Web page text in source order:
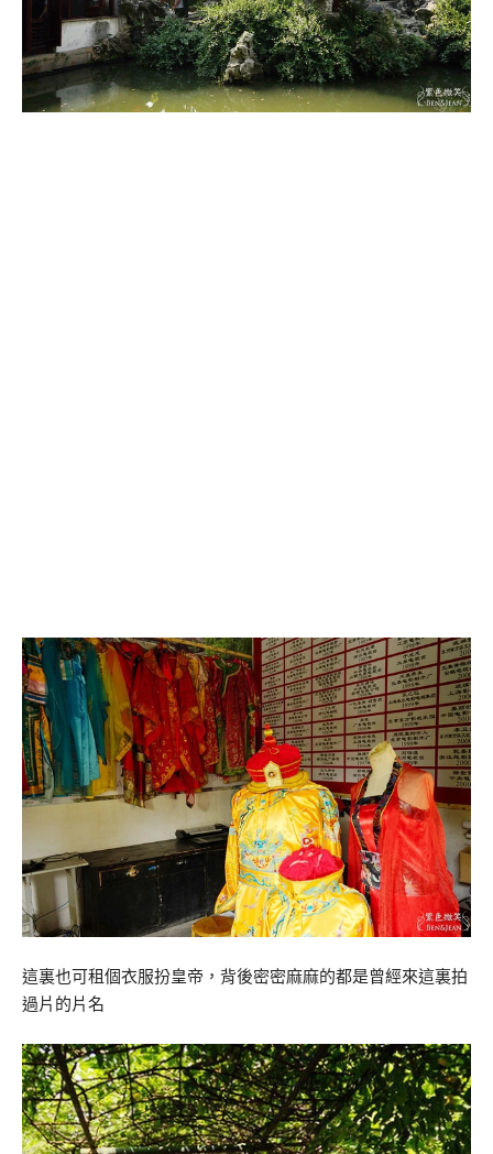
這裏也可租個衣服扮皇帝，背後密密麻麻的都是曾經來這裏拍
過片的片名